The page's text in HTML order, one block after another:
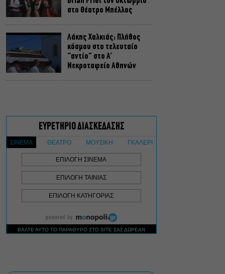
στο Θέατρο Μπέλλος
Λάκης Χαλκιάς: Πλήθος
κόσμου στο τελευταίο
“αντίο” στο Α’
Νεκροταφείο Αθηνών
Φθινόπωρο
αρχαιολογικός χώρος του
Ραμνούντος
Δήμος Αθηναίων:
Απομάκρυνση 240
τραπεζοκαθισμάτων σε 13
επιχειρησιακές δράσεις
Παγκόσμια πρεμιέρα για τη